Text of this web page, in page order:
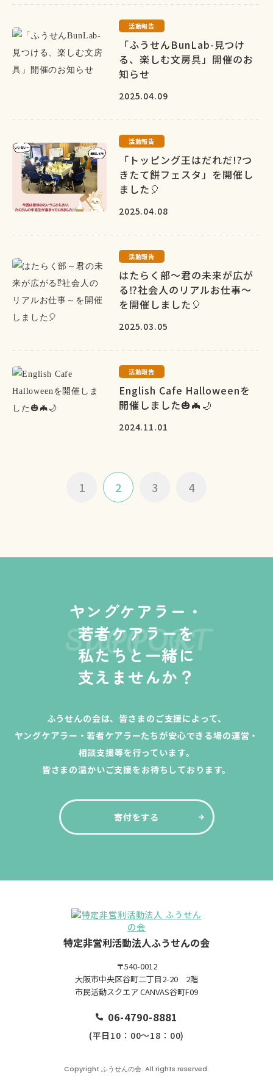
活動報告
「ふうせんBunLab-見つけ
る、楽しむ文房具」開催のお
知らせ
2025.04.09
活動報告
「トッピング王はだれだ!?つ
きたて餅フェスタ」を開催し
ました🎈
2025.04.08
活動報告
はたらく部～君の未来が広が
る⁉社会人のリアルお仕事～
を開催しました🎈
2025.03.05
活動報告
English Cafe Halloweenを
開催しました🎃🦇🌙
2024.11.01
1 2 3 4
ヤングケアラー・
若者ケアラーを
私たちと一緒に
支えませんか？
SUPPORT
ふうせんの会は、皆さまのご支援によって、
ヤングケアラー・若者ケアラーたちが安心できる場の運営・
相談支援等を行っています。
皆さまの温かいご支援をお待ちしております。
寄付をする
特定非営利活動法人ふうせんの会
〒540-0012
大阪市中央区谷町二丁目2-20 2階
市民活動スクエア CANVAS谷町F09
06-4790-8881
(平日10：00～18：00)
Copyright ふうせんの会. All rights reserved.